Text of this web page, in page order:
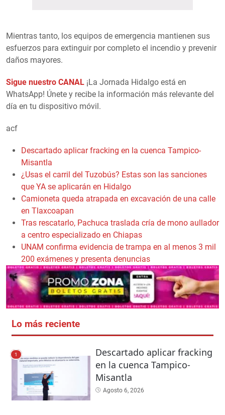
Mientras tanto, los equipos de emergencia mantienen sus
esfuerzos para extinguir por completo el incendio y prevenir
daños mayores.
Sigue nuestro CANAL ¡La Jornada Hidalgo está en
WhatsApp! Únete y recibe la información más relevante del
día en tu dispositivo móvil.
acf
Descartado aplicar fracking en la cuenca Tampico-
Misantla
¿Usas el carril del Tuzobús? Estas son las sanciones
que YA se aplicarán en Hidalgo
Camioneta queda atrapada en excavación de una calle
en Tlaxcoapan
Tras rescatarlo, Pachuca traslada cría de mono aullador
a centro especializado en Chiapas
UNAM confirma evidencia de trampa en al menos 3 mil
200 exámenes y presenta denuncias
Lo más reciente
1
Descartado aplicar fracking
en la cuenca Tampico-
Misantla
Agosto 6, 2026